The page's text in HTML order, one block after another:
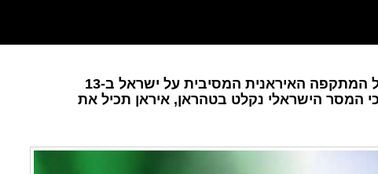
ישראל תקפה בסיס צבאי באיראן כתגובה על המתקפה האיראנית המסיבית על ישראל ב-13
המסר הישראלי נקלט בטהראן, איראן תכיל את